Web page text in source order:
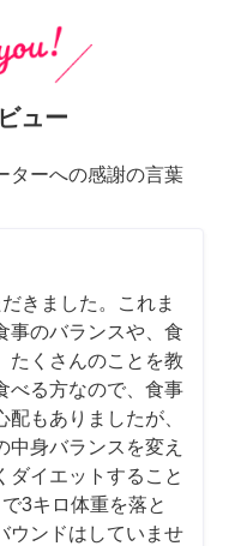
ュー
ターへの感謝の言葉
きました。これま
事のバランスや、食
たくさんのことを教
べる方なので、食事
もありましたが、
中身バランスを変え
ダイエットすること
3キロ体重を落と
ウンドはしていませ